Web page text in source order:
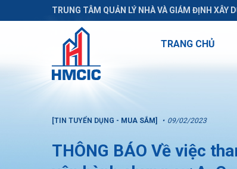
TRUNG TÂM QUẢN LÝ NHÀ VÀ GIÁM ĐỊNH XÂY
TRANG CHỦ
[TIN TUYỂN DỤNG - MUA SẮM] 09/02/2023
THÔNG BÁO Về việc